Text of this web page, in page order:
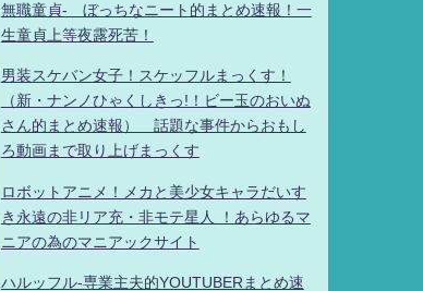
無職童貞- ぼっちなニート的まとめ速報！一
生童貞上等夜露死苦！
男装スケバン女子！スケッフルまっくす！
（新・ナンノひゃくしきっ!！ビー玉のおいぬ
さん的まとめ速報） 話題な事件からおもし
ろ動画まで取り上げまっくす
ロボットアニメ！メカと美少女キャラだいす
き永遠の非リア充・非モテ星人 ！あらゆるマ
ニアの為のマニアックサイト
ハルッフル-専業主夫的YOUTUBERまとめ速